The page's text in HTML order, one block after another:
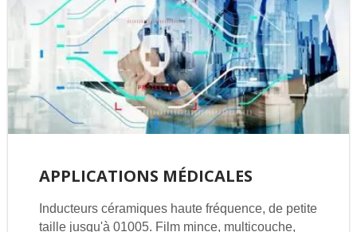
APPLICATIONS MÉDICALES
Inducteurs céramiques haute fréquence, de petite
taille jusqu'à 01005. Film mince, multicouche,